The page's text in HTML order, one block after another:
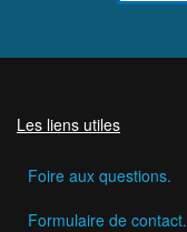
Les liens utiles
Foire aux questions.
Formulaire de contact.